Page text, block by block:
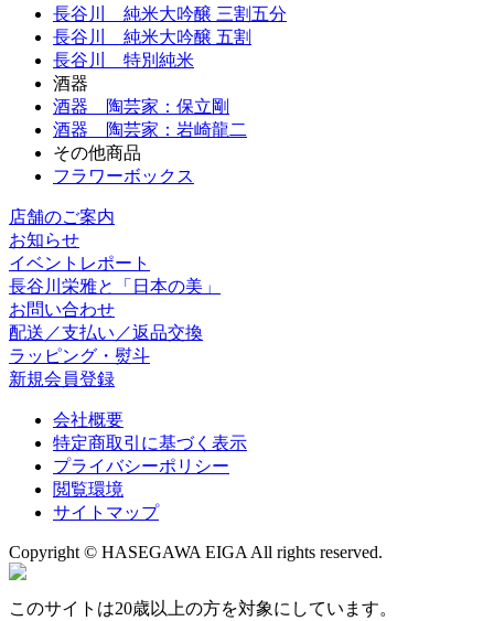
長谷川 純米大吟醸 三割五分
長谷川 純米大吟醸 五割
長谷川 特別純米
酒器
酒器 陶芸家：保立剛
酒器 陶芸家：岩崎龍二
その他商品
フラワーボックス
店舗のご案内
お知らせ
イベントレポート
長谷川栄雅と「日本の美」
お問い合わせ
配送／支払い／返品交換
ラッピング・熨斗
新規会員登録
会社概要
特定商取引に基づく表示
プライバシーポリシー
閲覧環境
サイトマップ
Copyright © HASEGAWA EIGA All rights reserved.
このサイトは20歳以上の方を対象にしています。